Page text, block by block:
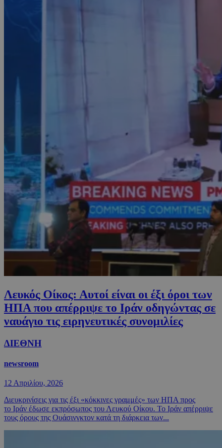
Λευκός Οίκος: Αυτοί είναι οι έξι όροι των
ΗΠΑ που απέρριψε το Ιράν οδηγώντας σε
ναυάγιο τις ειρηνευτικές συνομιλίες
ΔΙΕΘΝΗ
newsroom
12 Απριλίου, 2026
Διευκρινίσεις για τις έξι «κόκκινες γραμμές» των ΗΠΑ προς
το Ιράν έδωσε εκπρόσωπος του Λευκού Οίκου. Το Ιράν απέρριψε
τους όρους της Ουάσινγκτον κατά τη διάρκεια των...